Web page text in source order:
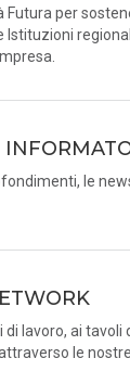
Futura per
Istituzioni
le
di lavoro, ai
le